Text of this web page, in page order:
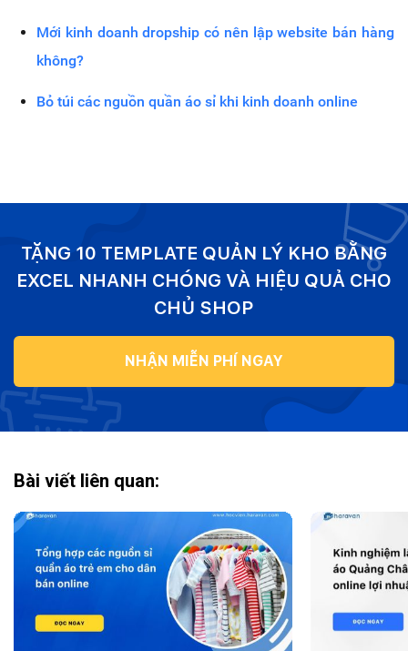
Mới kinh doanh dropship có nên lập website bán hàng
không?
Bỏ túi các nguồn quần áo sỉ khi kinh doanh online
TẶNG 10 TEMPLATE QUẢN LÝ KHO BẰNG
EXCEL NHANH CHÓNG VÀ HIỆU QUẢ CHO
CHỦ SHOP
NHẬN MIỄN PHÍ NGAY
Bài viết liên quan: